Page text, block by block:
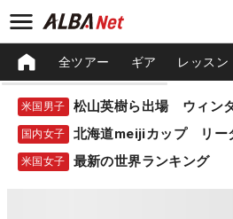
全ツアー ギア レッスン
米国男子
国内女子 北海道meijiカップ リー
米国女子 最新の世界ランキング